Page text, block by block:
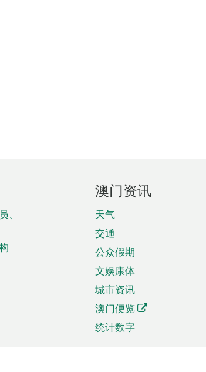
、
澳门资讯
天气
交通
公众假期
文娱康体
城市资讯
澳门便览
统计数字